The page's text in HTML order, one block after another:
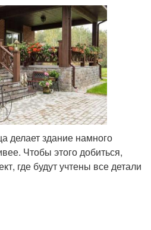
делает здание намного
Чтобы этого добиться,
где будут учтены все детали